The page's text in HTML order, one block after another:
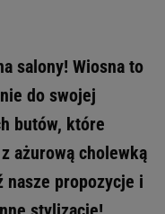
salony! Wiosna to
do swojej
butów, które
ażurową cholewką
nasze propozycje i